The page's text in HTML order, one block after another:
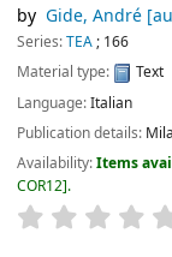
by Gide, André
Series:TEA; 166
Material type:
Text
Language:Italian
Publication details:
Availability:Items
COR12 .
star rating